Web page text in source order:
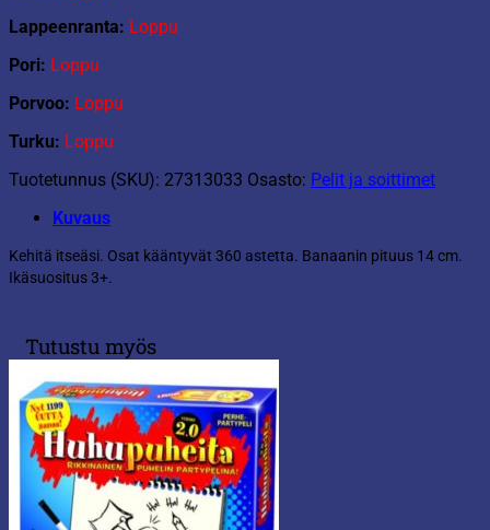
Lappeenranta: Loppu
Pori: Loppu
Porvoo: Loppu
Turku: Loppu
Tuotetunnus (SKU): 27313033 Osasto: Pelit ja soittimet
Kuvaus
Kehitä itseäsi. Osat kääntyvät 360 astetta. Banaanin pituus 14 cm.
Ikäsuositus 3+.
Tutustu myös